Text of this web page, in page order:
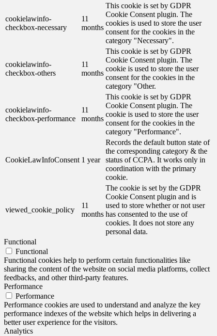
cookielawinfo-
checkbox-necessary
11
months
This cookie is set by GDPR
Cookie Consent plugin. The
cookies is used to store the user
consent for the cookies in the
category "Necessary".
cookielawinfo-
checkbox-others
11
months
This cookie is set by GDPR
Cookie Consent plugin. The
cookie is used to store the user
consent for the cookies in the
category "Other.
cookielawinfo-
checkbox-performance
11
months
This cookie is set by GDPR
Cookie Consent plugin. The
cookie is used to store the user
consent for the cookies in the
category "Performance".
CookieLawInfoConsent 1 year
Records the default button state of
the corresponding category & the
status of CCPA. It works only in
coordination with the primary
cookie.
viewed_cookie_policy
11
months
The cookie is set by the GDPR
Cookie Consent plugin and is
used to store whether or not user
has consented to the use of
cookies. It does not store any
personal data.
Functional
Functional
Functional cookies help to perform certain functionalities like
sharing the content of the website on social media platforms, collect
feedbacks, and other third-party features.
Performance
Performance
Performance cookies are used to understand and analyze the key
performance indexes of the website which helps in delivering a
better user experience for the visitors.
Analytics